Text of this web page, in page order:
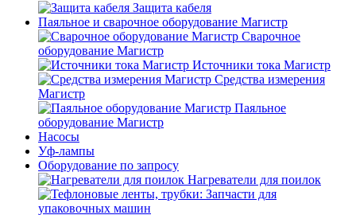
Защита кабеля
Паяльное и сварочное оборудование Магистр
Сварочное
оборудование Магистр
Источники тока Магистр
Средства измерения
Магистр
Паяльное
оборудование Магистр
Насосы
Уф-лампы
Оборудование по запросу
Нагреватели для поилок